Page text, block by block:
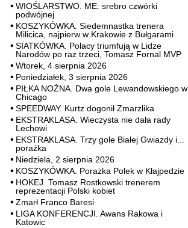
WIOŚLARSTWO. ME: srebro czwórki
podwójnej
KOSZYKÓWKA. Siedemnastka trenera
Milicica, najpierw w Krakowie z Bułgarami
SIATKÓWKA. Polacy triumfują w Lidze
Narodów po raz trzeci, Tomasz Fornal MVP
Wtorek, 4 sierpnia 2026
Poniedziałek, 3 sierpnia 2026
PIŁKA NOŻNA. Dwa gole Lewandowskiego w
Chicago
SPEEDWAY. Kurtz dogonił Zmarzlika
EKSTRAKLASA. Wieczysta nie dała rady
Lechowi
EKSTRAKLASA. Trzy gole Białej Gwiazdy i...
porażka
Niedziela, 2 sierpnia 2026
KOSZYKÓWKA. Porażka Polek w Kłajpedzie
HOKEJ. Tomasz Rostkowski trenerem
reprezentacji Polski kobiet
Zmarł Franco Baresi
LIGA KONFERENCJI. Awans Rakowa i
Katowic